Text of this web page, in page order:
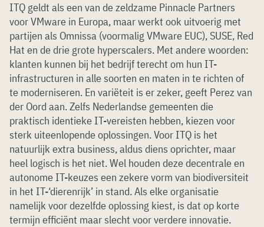
ITQ geldt als een van de zeldzame Pinnacle Partners
voor VMware in Europa, maar werkt ook uitvoerig met
partijen als Omnissa (voormalig VMware EUC), SUSE, Red
Hat en de drie grote hyperscalers. Met andere woorden:
klanten kunnen bij het bedrijf terecht om hun IT-
infrastructuren in alle soorten en maten in te richten of
te moderniseren. En variëteit is er zeker, geeft Perez van
der Oord aan. Zelfs Nederlandse gemeenten die
praktisch identieke IT-vereisten hebben, kiezen voor
sterk uiteenlopende oplossingen. Voor ITQ is het
natuurlijk extra business, aldus diens oprichter, maar
heel logisch is het niet. Wel houden deze decentrale en
autonome IT-keuzes een zekere vorm van biodiversiteit
in het IT-‘dierenrijk’ in stand. Als elke organisatie
namelijk voor dezelfde oplossing kiest, is dat op korte
termijn efficiënt maar slecht voor verdere innovatie.